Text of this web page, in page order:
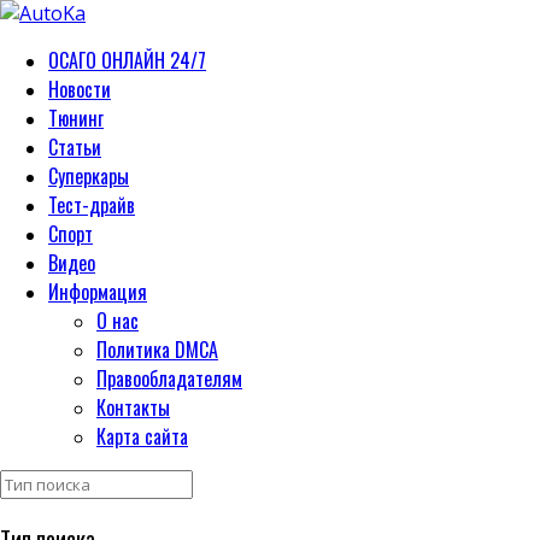
ОСАГО ОНЛАЙН 24/7
Новости
Тюнинг
Статьи
Суперкары
Тест-драйв
Спорт
Видео
Информация
О нас
Политика DMCA
Правообладателям
Контакты
Карта сайта